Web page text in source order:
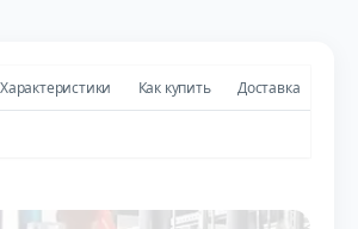
Характеристики Как купить Доставка